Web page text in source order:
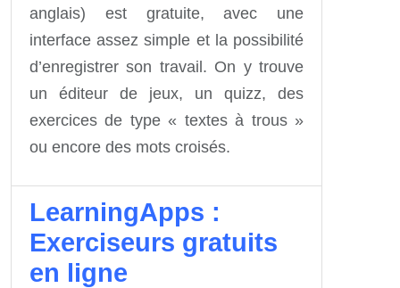
anglais) est gratuite, avec une
interface assez simple et la possibilité
d’enregistrer son travail. On y trouve
un éditeur de jeux, un quizz, des
exercices de type « textes à trous »
ou encore des mots croisés.
LearningApps :
Exerciseurs gratuits
en ligne